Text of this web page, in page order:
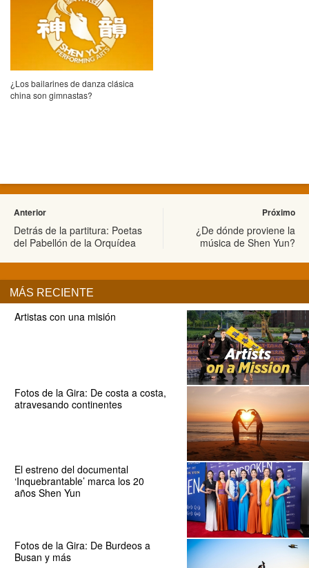
¿Los bailarines de danza clásica
china son gimnastas?
Anterior
Detrás de la partitura: Poetas
del Pabellón de la Orquídea
Próximo
¿De dónde proviene la
música de Shen Yun?
MÁS RECIENTE
Artistas con una misión
Fotos de la Gira: De costa a costa,
atravesando continentes
El estreno del documental
‘Inquebrantable’ marca los 20
años Shen Yun
Fotos de la Gira: De Burdeos a
Busan y más